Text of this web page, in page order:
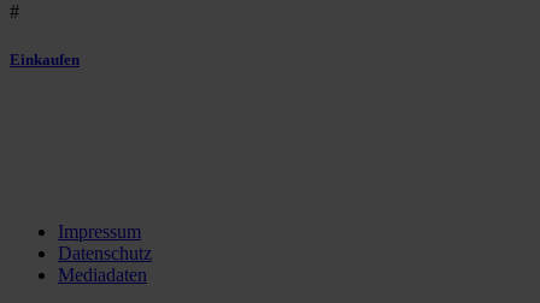
#
Einkaufen
Impressum
Datenschutz
Mediadaten